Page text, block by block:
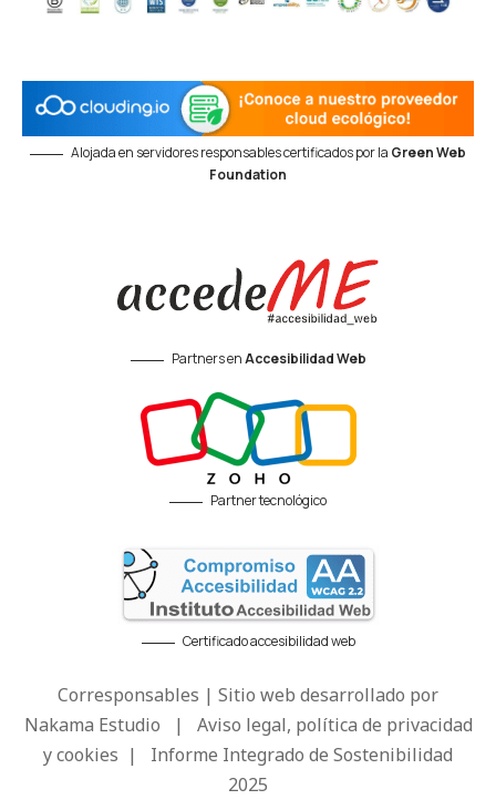
Alojada en servidores responsables certificados por la Green Web
Foundation
Partners enAccesibilidad Web
Partner tecnológico
Certificado accesibilidad web
Corresponsables | Sitio web desarrollado por
Nakama Estudio | Aviso legal, política de privacidad
y cookies | Informe Integrado de Sostenibilidad
2025